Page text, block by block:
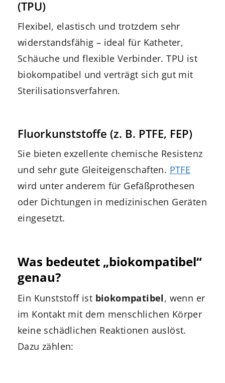
(TPU)
Flexibel, elastisch und trotzdem sehr
widerstandsfähig – ideal für Katheter,
Schäuche und flexible Verbinder. TPU ist
biokompatibel und verträgt sich gut mit
Sterilisationsverfahren.
Fluorkunststoffe (z. B. PTFE, FEP)
Sie bieten exzellente chemische Resistenz
und sehr gute Gleiteigenschaften. PTFE
wird unter anderem für Gefäßprothesen
oder Dichtungen in medizinischen Geräten
eingesetzt.
Was bedeutet „biokompatibel“
genau?
Ein Kunststoff ist biokompatibel, wenn er
im Kontakt mit dem menschlichen Körper
keine schädlichen Reaktionen auslöst.
Dazu zählen: